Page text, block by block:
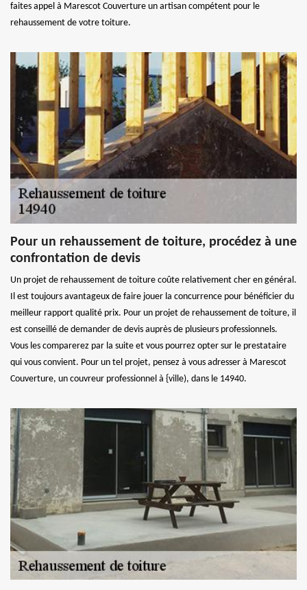
faites appel à Marescot Couverture un artisan compétent pour le
rehaussement de votre toiture.
Pour un rehaussement de toiture, procédez à une
confrontation de devis
Un projet de rehaussement de toiture coûte relativement cher en général.
Il est toujours avantageux de faire jouer la concurrence pour bénéficier du
meilleur rapport qualité prix. Pour un projet de rehaussement de toiture, il
est conseillé de demander de devis auprès de plusieurs professionnels.
Vous les comparerez par la suite et vous pourrez opter sur le prestataire
qui vous convient. Pour un tel projet, pensez à vous adresser à Marescot
Couverture, un couvreur professionnel à {ville), dans le 14940.